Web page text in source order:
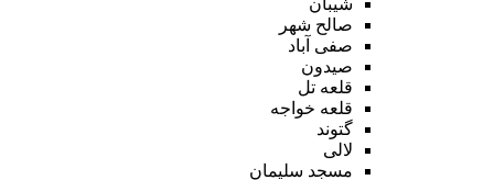
صالح شهر
صفی آباد
صیدون
قلعه تل
قلعه خواجه
گتوند
لالی
مسجد سلیمان